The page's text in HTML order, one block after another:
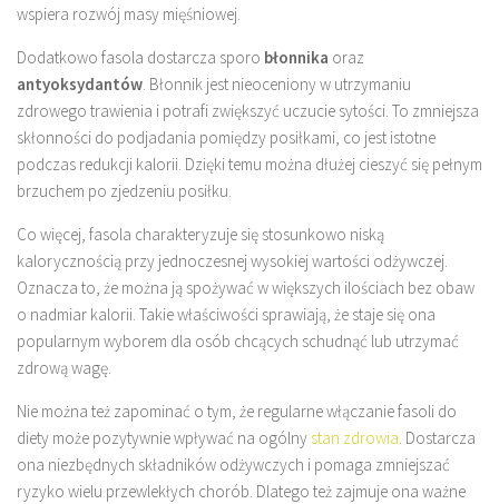
wspiera rozwój masy mięśniowej.
Dodatkowo fasola dostarcza sporo błonnika oraz
antyoksydantów. Błonnik jest nieoceniony w utrzymaniu
zdrowego trawienia i potrafi zwiększyć uczucie sytości. To zmniejsza
skłonności do podjadania pomiędzy posiłkami, co jest istotne
podczas redukcji kalorii. Dzięki temu można dłużej cieszyć się pełnym
brzuchem po zjedzeniu posiłku.
Co więcej, fasola charakteryzuje się stosunkowo niską
kalorycznością przy jednoczesnej wysokiej wartości odżywczej.
Oznacza to, że można ją spożywać w większych ilościach bez obaw
o nadmiar kalorii. Takie właściwości sprawiają, że staje się ona
popularnym wyborem dla osób chcących schudnąć lub utrzymać
zdrową wagę.
Nie można też zapominać o tym, że regularne włączanie fasoli do
diety może pozytywnie wpływać na ogólny stan zdrowia. Dostarcza
ona niezbędnych składników odżywczych i pomaga zmniejszać
ryzyko wielu przewlekłych chorób. Dlatego też zajmuje ona ważne